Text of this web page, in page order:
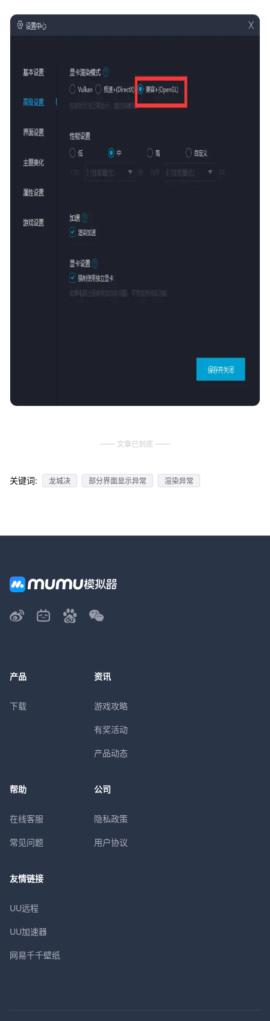
文章已到底
关键词: 龙城决 部分界面显示异常 渲染异常
产品
下载
资讯
游戏攻略
有奖活动
产品动态
帮助
在线客服
常见问题
公司
隐私政策
用户协议
友情链接
UU远程
UU加速器
网易千千壁纸